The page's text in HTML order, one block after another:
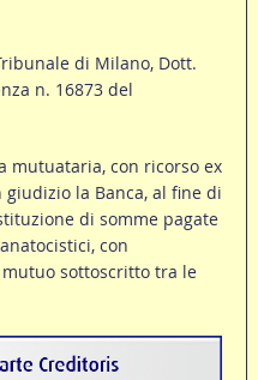
di Milano, Dott.
n. 16873 del
mutuataria, con ricorso ex
la Banca, al fine di
di somme pagate
con
sottoscritto tra le